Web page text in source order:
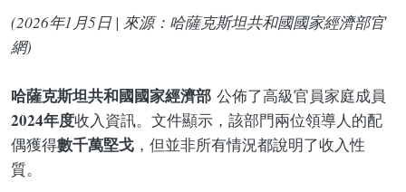
(2026年1月5日 | 來源：哈薩克斯坦共和國國家經濟部官
網)
哈薩克斯坦共和國國家經濟部 公佈了高級官員家庭成員
2024年度收入資訊。文件顯示，該部門兩位領導人的配
偶獲得數千萬堅戈 ，但並非所有情況都說明了收入性
質。